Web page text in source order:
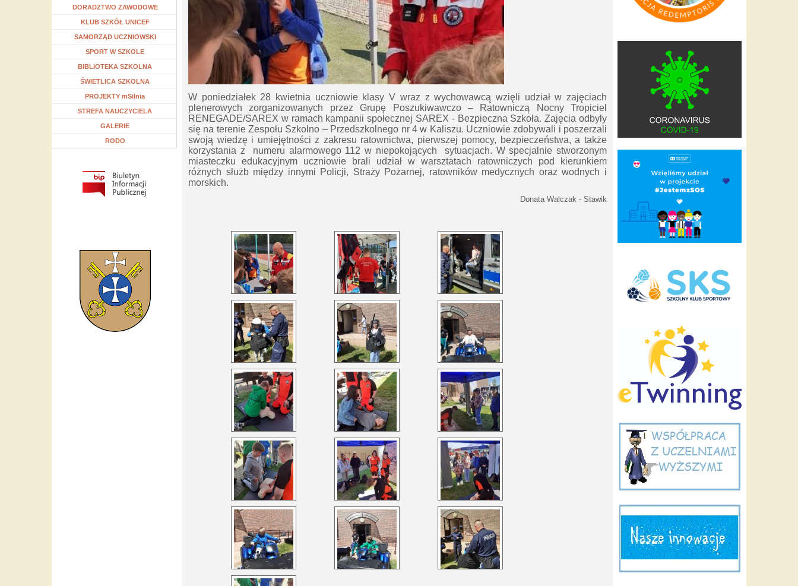
Rozwiń menu
DORADZTWO ZAWODOWE
Rozwiń menu
KLUB SZKÓŁ UNICEF
Rozwiń menu
SAMORZĄD UCZNIOWSKI
Rozwiń menu
SPORT W SZKOLE
Rozwiń menu
BIBLIOTEKA SZKOLNA
Rozwiń menu
ŚWIETLICA SZKOLNA
Rozwiń menu
PROJEKTY mSilnia
Rozwiń menu
STREFA NAUCZYCIELA
GALERIE
RODO
W poniedziałek 28 kwietnia uczniowie klasy V wraz z wychowawcą wzięli udział w zajęciach
plenerowych zorganizowanych przez Grupę Poszukiwawczo – Ratowniczą Nocny Tropiciel
RENEGADE/SAREX w ramach kampanii społecznej SAREX - Bezpieczna Szkoła.Zajęcia odbyły
się na terenie Zespołu Szkolno – Przedszkolnego nr 4 w Kaliszu. Uczniowie zdobywali i poszerzali
swoją wiedzę i umiejętności z zakresu ratownictwa, pierwszej pomocy, bezpieczeństwa, a także
korzystania z numeru alarmowego 112 w niepokojących sytuacjach. W specjalnie stworzonym
miasteczku edukacyjnym uczniowie brali udział w warsztatach ratowniczych pod kierunkiem
różnych służb między innymi Policji, Straży Pożarnej, ratowników medycznych oraz wodnych i
morskich.
Donata Walczak - Stawik